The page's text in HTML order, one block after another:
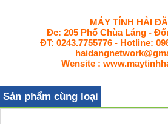
MÁY TÍNH HẢI
Đc: 205 Phố Chùa Láng -
ĐT: 0243.7755776 - Hotline:
Wensite :
Sản phẩm cùng loại